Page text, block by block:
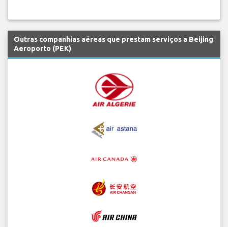
Outras companhias aéreas que prestam serviços a Beijing
Aeroporto (PEK)